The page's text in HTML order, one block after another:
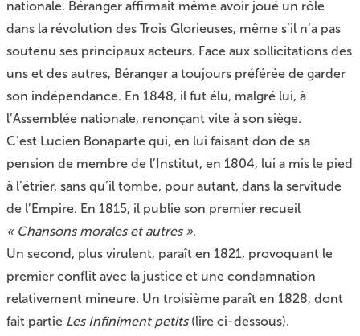
nationale. Béranger affirmait même avoir joué un rôle
dans la révolution des Trois Glorieuses, même s’il n’a pas
soutenu ses principaux acteurs. Face aux sollicitations des
uns et des autres, Béranger a toujours préférée de garder
son indépendance. En 1848, il fut élu, malgré lui, à
l’Assemblée nationale, renonçant vite à son siège.
C’est Lucien Bonaparte qui, en lui faisant don de sa
pension de membre de l’Institut, en 1804, lui a mis le pied
à l’étrier, sans qu’il tombe, pour autant, dans la servitude
de l’Empire. En 1815, il publie son premier recueil
« Chansons morales et autres ».
Un second, plus virulent, paraît en 1821, provoquant le
premier conflit avec la justice et une condamnation
relativement mineure. Un troisième paraît en 1828, dont
fait partie Les Infiniment petits (lire ci-dessous).